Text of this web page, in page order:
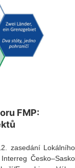
FMP:
zasedání Lokálního
Česko–Sasko